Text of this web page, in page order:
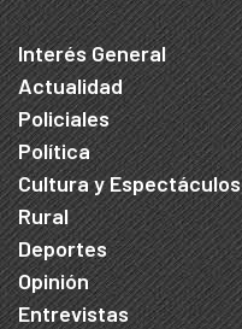
Interés General
Actualidad
Policiales
Política
Cultura y Espectáculos
Rural
Deportes
Opinión
Entrevistas